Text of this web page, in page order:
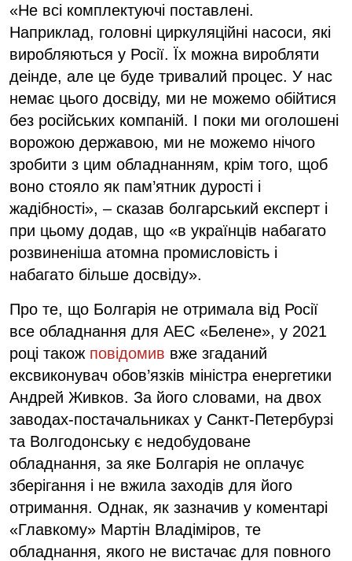
«Не всі комплектуючі поставлені.
Наприклад, головні циркуляційні насоси, які
виробляються у Росії. Їх можна виробляти
деінде, але це буде тривалий процес. У нас
немає цього досвіду, ми не можемо обійтися
без російських компаній. І поки ми оголошені
ворожою державою, ми не можемо нічого
зробити з цим обладнанням, крім того, щоб
воно стояло як пам’ятник дурості і
жадібності», – сказав болгарський експерт і
при цьому додав, що «в українців набагато
розвиненіша атомна промисловість і
набагато більше досвіду».
Про те, що Болгарія не отримала від Росії
все обладнання для АЕС «Белене», у 2021
році також повідомив вже згаданий
ексвиконувач обов’язків міністра енергетики
Андрей Живков. За його словами, на двох
заводах-постачальниках у Санкт-Петербурзі
та Волгодонську є недобудоване
обладнання, за яке Болгарія не оплачує
зберігання і не вжила заходів для його
отримання. Однак, як зазначив у коментарі
«Главкому» Мартін Владіміров, те
обладнання, якого не вистачає для повного